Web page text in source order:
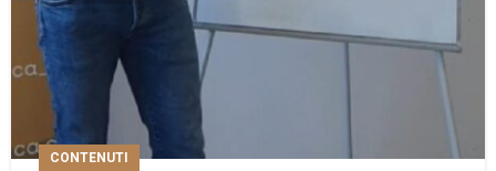
CONTENUTI